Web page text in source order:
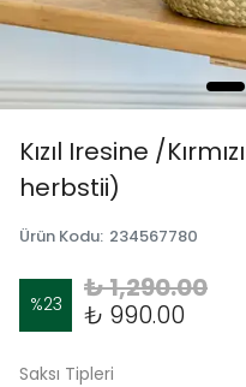
Kızıl Iresine /
herbstii)
Ürün Kodu: 234567780
%23
₺ 1,290.00
₺ 990.00
Saksı Tipleri